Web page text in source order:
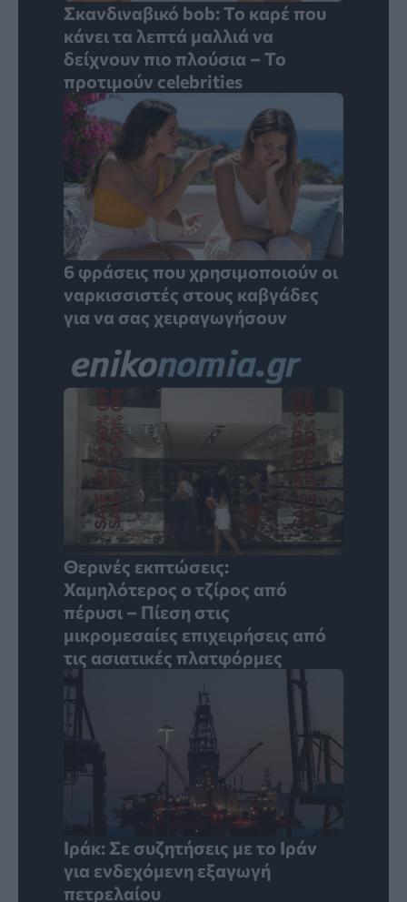
Σκανδιναβικό bob: Το καρέ που
κάνει τα λεπτά μαλλιά να
δείχνουν πιο πλούσια – Το
προτιμούν celebrities
6 φράσεις που χρησιμοποιούν οι
ναρκισσιστές στους καβγάδες
για να σας χειραγωγήσουν
Θερινές εκπτώσεις:
Χαμηλότερος ο τζίρος από
πέρυσι – Πίεση στις
μικρομεσαίες επιχειρήσεις από
τις ασιατικές πλατφόρμες
Ιράκ: Σε συζητήσεις με το Ιράν
για ενδεχόμενη εξαγωγή
πετρελαίου